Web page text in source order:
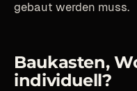
gebaut werden muss.
Baukasten,
individuell?